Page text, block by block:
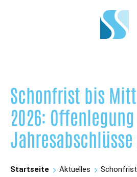
Schonfrist bis
2026:
Jahresabschlüsse
Startseite Aktuelles Schonfrist bis Mitte